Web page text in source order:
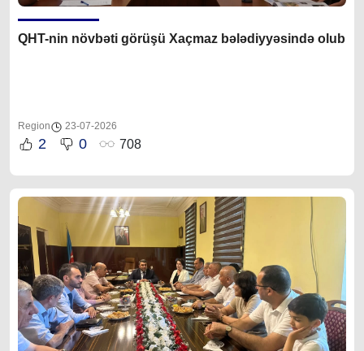
QHT-nin növbəti görüşü Xaçmaz bələdiyyəsində olub
Region 23-07-2026
2 0 708